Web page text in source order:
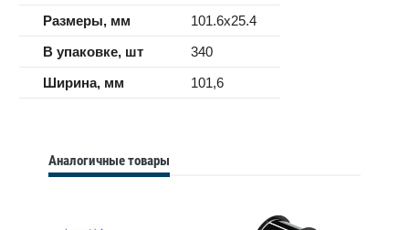
Размеры, мм
101.6x25.4
В упаковке, шт
340
Ширина, мм
101,6
Аналогичные товары